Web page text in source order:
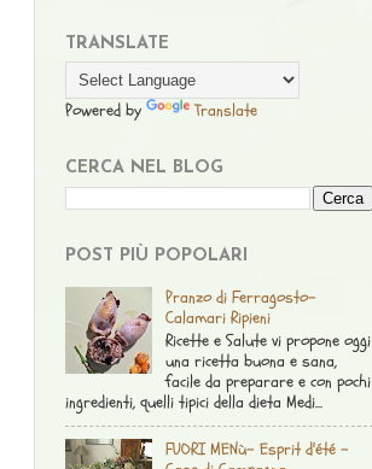
TRANSLATE
Powered by Translate
CERCA NEL BLOG
POST PIÙ POPOLARI
Pranzo di Ferragosto-
Calamari Ripieni
Ricette e Salute vi propone oggi
una ricetta buona e sana,
facile da preparare e con pochi
ingredienti, quelli tipici della dieta Medi...
FUORI MENù- Esprit d'été -